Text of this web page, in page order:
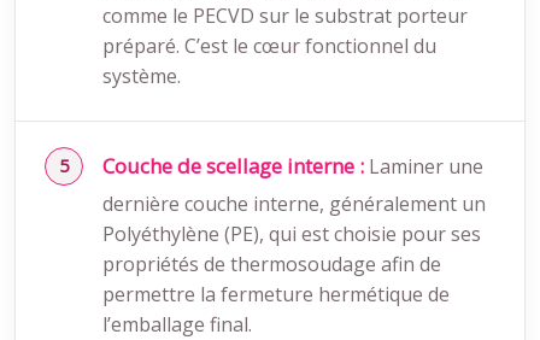
comme le PECVD sur le substrat porteur
préparé. C’est le cœur fonctionnel du
système.
Couche de scellage interne : Laminer une
dernière couche interne, généralement un
Polyéthylène (PE), qui est choisie pour ses
propriétés de thermosoudage afin de
permettre la fermeture hermétique de
l’emballage final.